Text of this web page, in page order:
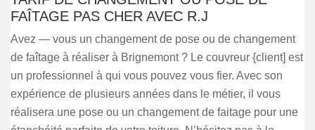
FAÎTAGE PAS CHER AVEC R.J
Avez — vous un changement de pose ou de changement
de faîtage à réaliser à Brignemont ? Le couvreur {client] est
un professionnel à qui vous pouvez vous fier. Avec son
expérience de plusieurs années dans le métier, il vous
réalisera une pose ou un changement de faitage pour une